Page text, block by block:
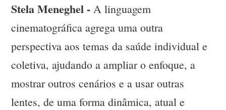
Stela Meneghel - A linguagem
cinematográfica agrega uma outra
perspectiva aos temas da saúde individual e
coletiva, ajudando a ampliar o enfoque, a
mostrar outros cenários e a usar outras
lentes, de uma forma dinâmica, atual e